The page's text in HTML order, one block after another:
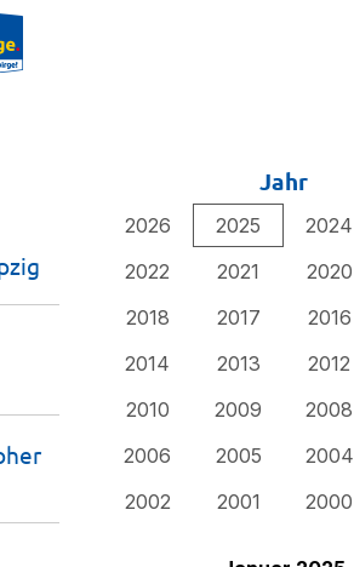
Jahr
2026 2025 2024
2022
2021 2020
2018
2017 2016
2014
2013 2012
2010
2009 2008
2006
2005 2004
2002
2001 2000